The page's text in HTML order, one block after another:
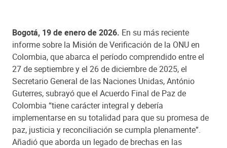
Bogotá, 19 de enero de 2026. En su más reciente
informe sobre la Misión de Verificación de la ONU en
Colombia, que abarca el período comprendido entre el
27 de septiembre y el 26 de diciembre de 2025, el
Secretario General de las Naciones Unidas, António
Guterres, subrayó que el Acuerdo Final de Paz de
Colombia “tiene carácter integral y debería
implementarse en su totalidad para que su promesa de
paz, justicia y reconciliación se cumpla plenamente”.
Añadió que aborda un legado de brechas en las